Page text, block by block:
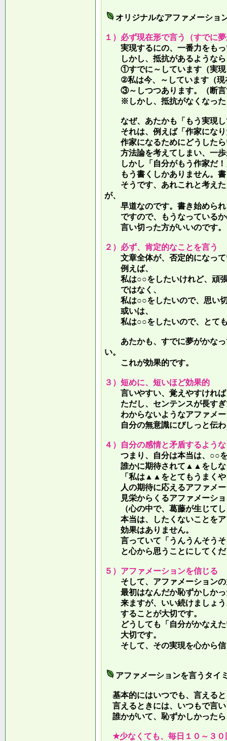
オリジナルなアファメーショ
１）必ず現在形で言う（すでに
実現するにの、一番力をもっ
しかし、抵抗があるような
①すでに～しています（実現
②私は今、～しています（現
③～しつつあります。（断言
※しかし、抵抗がなくなった
なぜ、あたかも「もう実現し
それは、例えば「作家になり
作家になるためにどうしたら
方法論を考えてしまい、一歩
しかし「自分がもう作家だ！
もう書くしかありません。書
そうです、あれこれと考えた
が、
早道なのです。書き始められ
ですので、もうなっているか
言い切った方がいいのです。
２）必ず、肯定的なことを言う
文章全体が、否定的になっ
例えば、
私は○○をしたいけれど、頑張
ではなく、
私は○○をしたいので、思い切
或いは、
私は○○をしたいので、とても
あたかも、すでに夢がかなっ
い。
これが効果的です。
３）短めに、短いほど効果的
言いやすい、覚えやすければ
ただし、センテンスが長すぎ
わからないようなアファメー
自分の無意識にぴしっと伝わ
４）自分の感情と矛盾するよう
つまり、自分は本当は、○○を
誰かに期待されて▲▲をしな
「私は▲▲をとてもうまくや
人の期待に応えるアファメ
見栄からくるアファメーショ
（心の中で、葛藤が生じてし
本当は、したくないことをア
効果はありません。
言っていて 「うんうんそう
と心から思うことにしてくだ
５）アファメーションを信じる
そして、アファメーションの
最初はなんだか恥ずかしかっ
来ますが、いい続けましょう
することが大切です。
どうしても「自分がかなえた
大切です。
そして、その実現を心から信
アファメーションを言うタイ
基本的にはいつでも、言える
言えるときには、いつもで言
誰かがいて、恥ずかしかった
★少なくても、毎日１０～３０